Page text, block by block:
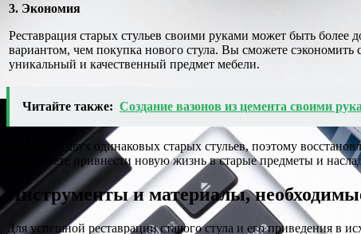
3. Экономия
Реставрация старых стульев своими руками может быть
вариантом, чем покупка нового стула. Вы сможете сэкономить
уникальный и качественный предмет мебели.
Читайте также: Создание вазонов из цемента своими
Не бывает двух одинаковых старых стульев, поэтому
вы сможете привнести новую жизнь в старые предметы и
Инструменты и материалы,
Для успешной реставрации старого стула и его приведения в